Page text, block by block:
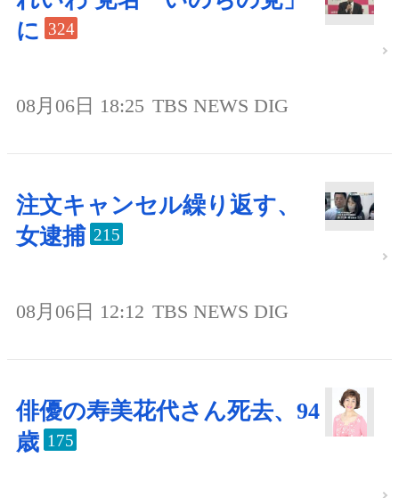
に 324
08月06日 18:25 TBS NEWS DIG
注文キャンセル繰り返す、
女逮捕 215
08月06日 12:12 TBS NEWS DIG
俳優の寿美花代さん死去、94
歳 175